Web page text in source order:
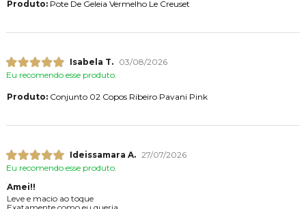
Produto:Pote De Geleia Vermelho Le Creuset
Isabela T.
03/08/2026
Eu recomendo esse produto.
Produto:Conjunto 02 Copos Ribeiro Pavani Pink
Ideissamara A. 27/07/2026
Eu recomendo esse produto.
Amei!!
Leve e macio ao toque